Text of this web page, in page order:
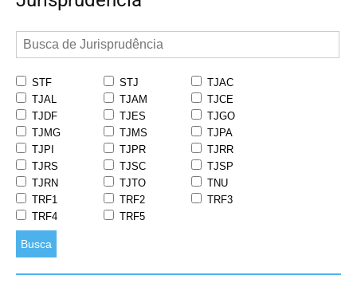
STF STJ
TJAC
TJAL
TJAM
TJCE
TJDF
TJES
TJGO
TJMG
TJMS
TJPA
TJPI
TJPR
TJRR
TJRS
TJSC
TJSP
TJRN
TJTO
TNU
TRF1
TRF2
TRF3
TRF4
TRF5
Busca